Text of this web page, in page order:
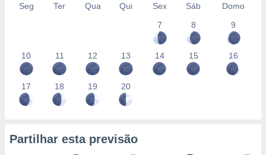
Seg Ter Qua Qui Sex Sáb
Domo
7
8 9
10 11 12 13 14 15 16
17 18 19 20
Partilhar esta previsão